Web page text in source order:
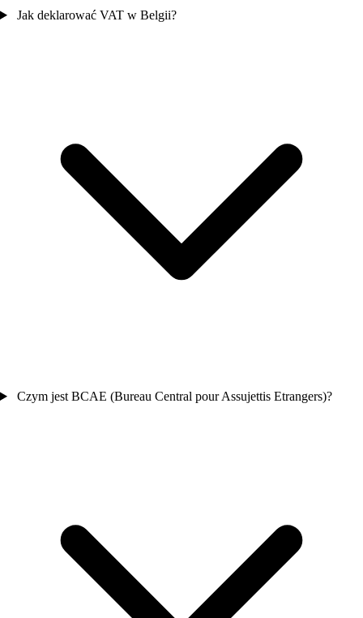
Jak deklarować VAT w Belgii?
Czym jest BCAE (Bureau Central pour Assujettis Etrangers)?